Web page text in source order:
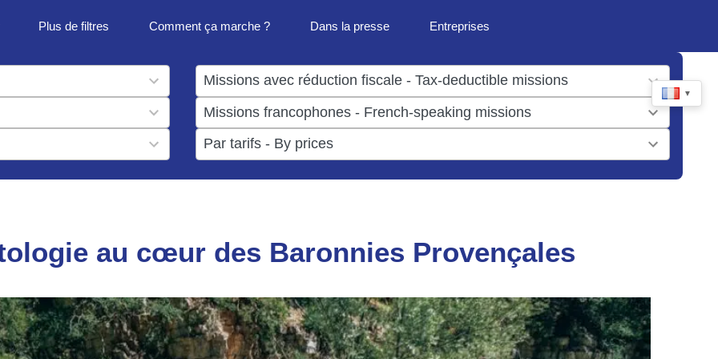
Plus de filtres Comment ça marche ? Dans la presse Entreprises
▼
result
available
result
available
results
available
au cœur des Baronnies Provençales